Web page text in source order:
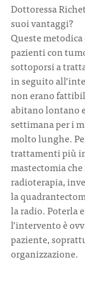
Dottoressa
suoi vantaggi?
Queste
pazienti con
sottoporsi a
in seguito
non erano
abitano lontano
settimana per i
molto lunghe.
trattamenti più
mastectomia
radioterapia,
la
la radio. Poterla
l’intervento è
paziente,
organizzazione.